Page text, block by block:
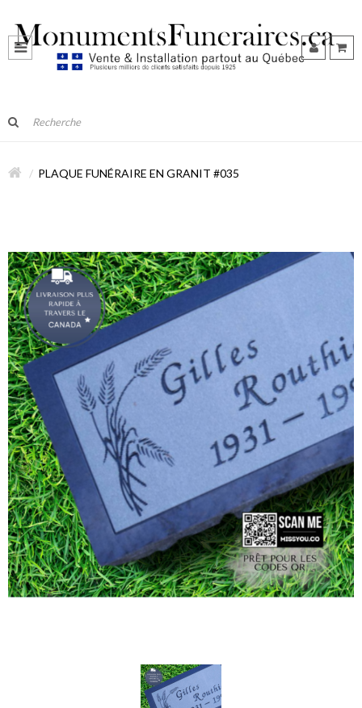
PLAQUE FUNÉRAIRE EN GRANIT #035